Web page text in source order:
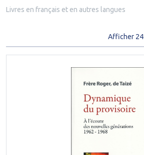
Livres en français et en autres langues
Afficher 24